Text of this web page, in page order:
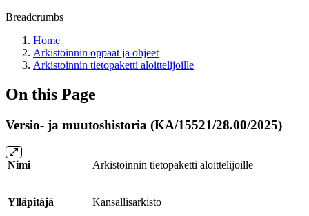
Breadcrumbs
Home
Arkistoinnin oppaat ja ohjeet
Arkistoinnin tietopaketti aloittelijoille
On this Page
Versio- ja muutoshistoria (KA/15521/28.00/2025)
Nimi Arkistoinnin tietopaketti aloittelijoille
Ylläpitäjä Kansallisarkisto